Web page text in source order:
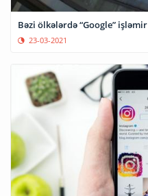
Bəzi ölkələrdə “Google” işləmir
23-03-2021